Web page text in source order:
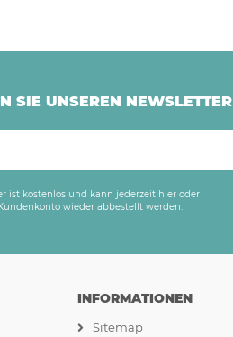
SIE UNSEREN NEWSLETTER
ist kostenlos und kann jederzeit hier oder
wieder abbestellt werden.
INFORMATIONEN
Sitemap